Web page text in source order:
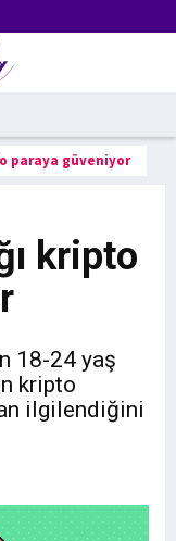
paraya güveniyor
kripto
18-24 yaş
kripto
ilgilendiğini